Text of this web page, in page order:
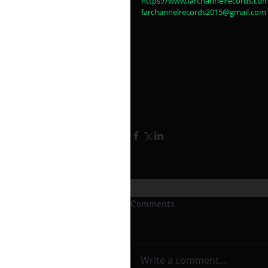
farchannelrecords2015@gmail.com
Comments
Write a comment...